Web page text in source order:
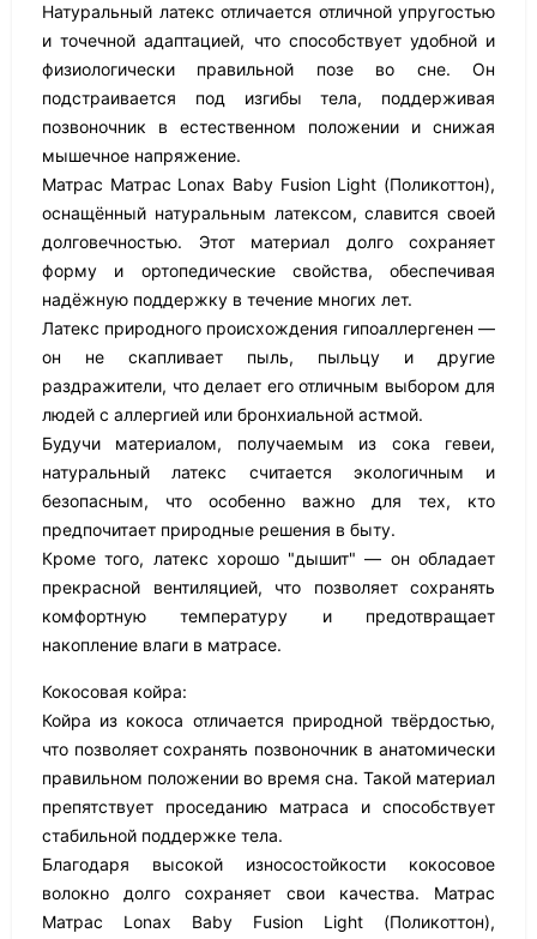
Натуральный латекс отличается отличной упругостью
и точечной адаптацией, что способствует удобной и
физиологически правильной позе во сне. Он
подстраивается под изгибы тела, поддерживая
позвоночник в естественном положении и снижая
мышечное напряжение.
Матрас Матрас Lonax Baby Fusion Light (Поликоттон),
оснащённый натуральным латексом, славится своей
долговечностью. Этот материал долго сохраняет
форму и ортопедические свойства, обеспечивая
надёжную поддержку в течение многих лет.
Латекс природного происхождения гипоаллергенен —
он не скапливает пыль, пыльцу и другие
раздражители, что делает его отличным выбором для
людей с аллергией или бронхиальной астмой.
Будучи материалом, получаемым из сока гевеи,
натуральный латекс считается экологичным и
безопасным, что особенно важно для тех, кто
предпочитает природные решения в быту.
Кроме того, латекс хорошо "дышит" — он обладает
прекрасной вентиляцией, что позволяет сохранять
комфортную температуру и предотвращает
накопление влаги в матрасе.
Кокосовая койра:
Койра из кокоса отличается природной твёрдостью,
что позволяет сохранять позвоночник в анатомически
правильном положении во время сна. Такой материал
препятствует проседанию матраса и способствует
стабильной поддержке тела.
Благодаря высокой износостойкости кокосовое
волокно долго сохраняет свои качества. Матрас
Матрас Lonax Baby Fusion Light (Поликоттон),